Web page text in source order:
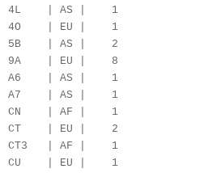
4L | AS | 1
4O | EU | 1
5B | AS | 2
9A | EU | 8
A6 | AS | 1
A7 | AS | 1
CN | AF | 1
CT | EU | 2
CT3 | AF | 1
CU | EU | 1